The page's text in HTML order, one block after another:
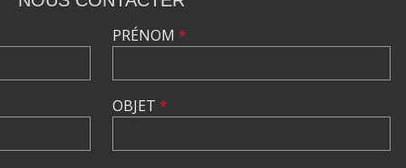
PRÉNOM *
OBJET *